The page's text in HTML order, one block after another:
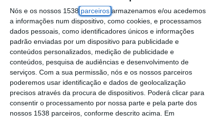
Nós e os nossos 1538 parceiros armazenamos e/ou acedemos
a informações num dispositivo, como cookies, e processamos
dados pessoais, como identificadores únicos e informações
padrão enviadas por um dispositivo para publicidade e
conteúdos personalizados, medição de publicidade e
conteúdos, pesquisa de audiências e desenvolvimento de
serviços. Com a sua permissão, nós e os nossos parceiros
poderemos usar identificação e dados de geolocalização
precisos através da procura de dispositivos. Poderá clicar para
consentir o processamento por nossa parte e pela parte dos
nossos 1538 parceiros, conforme descrito acima. Em
A Câmara Municipal de Vila Franca de Xira,
aprovou na última reunião de câmara,
realizada a 29 de maio, a proposta de um
contrato-programa de desenvolvimento
desportivo para apoiar a preparação da